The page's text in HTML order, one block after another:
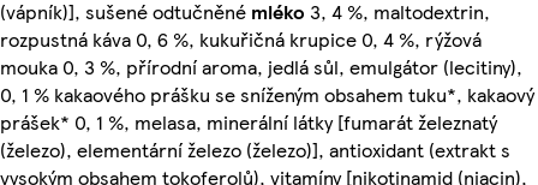
(vápník)], sušené odtučněné mléko 3, 4 %, maltodextrin,
rozpustná káva 0, 6 %, kukuřičná krupice 0, 4 %, rýžová
mouka 0, 3 %, přírodní aroma, jedlá sůl, emulgátor (lecitiny),
0, 1 % kakaového prášku se sníženým obsahem tuku*, kakaový
prášek* 0, 1 %, melasa, minerální látky [fumarát železnatý
(železo), elementární železo (železo)], antioxidant (extrakt s
vysokým obsahem tokoferolů), vitamíny [nikotinamid (niacin),